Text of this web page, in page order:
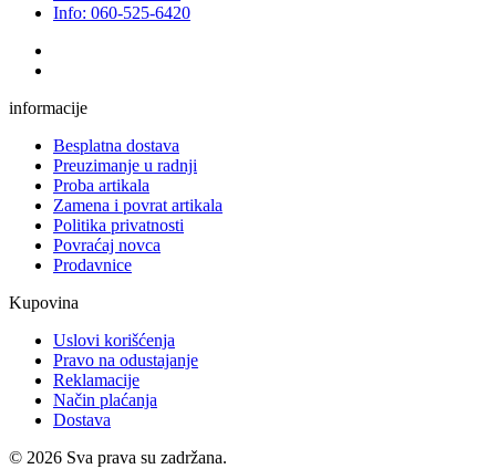
Info: 060-525-6420
informacije
Besplatna dostava
Preuzimanje u radnji
Proba artikala
Zamena i povrat artikala
Politika privatnosti
Povraćaj novca
Prodavnice
Kupovina
Uslovi korišćenja
Pravo na odustajanje
Reklamacije
Način plaćanja
Dostava
© 2026 Sva prava su zadržana.